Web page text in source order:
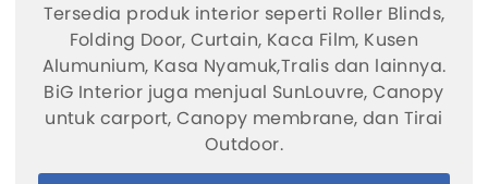
Tersedia produk interior seperti Roller Blinds,
Folding Door, Curtain, Kaca Film, Kusen
Alumunium, Kasa Nyamuk,Tralis dan lainnya.
BiG Interior juga menjual SunLouvre, Canopy
untuk carport, Canopy membrane, dan Tirai
Outdoor.